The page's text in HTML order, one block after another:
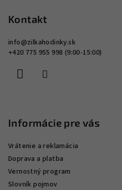
Kontakt
info@zilkahodinky.sk
+420 775 955 998 (9:00-15:00)
Informácie pre vás
Vrátenie a reklamácia
Doprava a platba
Vernostný program
Slovník pojmov